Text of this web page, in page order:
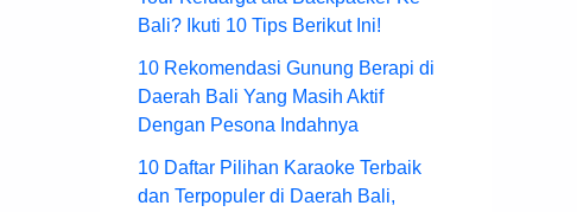
Bali? Ikuti 10 Tips Berikut Ini!
10 Rekomendasi Gunung Berapi di
Daerah Bali Yang Masih Aktif
Dengan Pesona Indahnya
10 Daftar Pilihan Karaoke Terbaik
dan Terpopuler di Daerah Bali,